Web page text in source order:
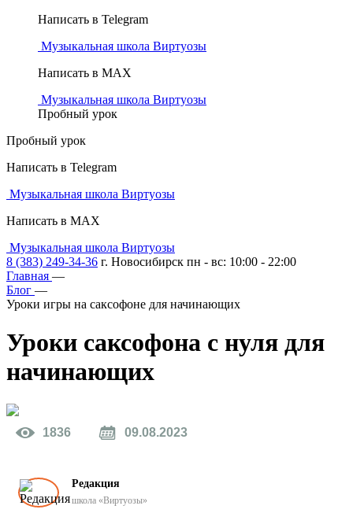
Написать в Telegram
Музыкальная школа Виртуозы
Написать в MAX
Музыкальная школа Виртуозы
Пробный урок
Пробный урок
Написать в Telegram
Музыкальная школа Виртуозы
Написать в MAX
Музыкальная школа Виртуозы
8 (383) 249-34-36 г. Новосибирск пн - вс: 10:00 - 22:00
Главная —
Блог —
Уроки игры на саксофоне для начинающих
Уроки саксофона с нуля для
начинающих
1836 09.08.2023
Редакция
школа «Виртуозы»